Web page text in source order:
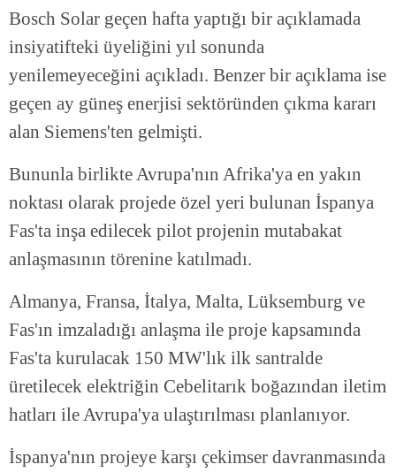
Bosch Solar geçen hafta yaptığı bir açıklamada
insiyatifteki üyeliğini yıl sonunda
yenilemeyeceğini açıkladı. Benzer bir açıklama ise
geçen ay güneş enerjisi sektöründen çıkma kararı
alan Siemens'ten gelmişti.
Bununla birlikte Avrupa'nın Afrika'ya en yakın
noktası olarak projede özel yeri bulunan İspanya
Fas'ta inşa edilecek pilot projenin mutabakat
anlaşmasının törenine katılmadı.
Almanya, Fransa, İtalya, Malta, Lüksemburg ve
Fas'ın imzaladığı anlaşma ile proje kapsamında
Fas'ta kurulacak 150 MW'lık ilk santralde
üretilecek elektriğin Cebelitarık boğazından iletim
hatları ile Avrupa'ya ulaştırılması planlanıyor.
İspanya'nın projeye karşı çekimser davranmasında